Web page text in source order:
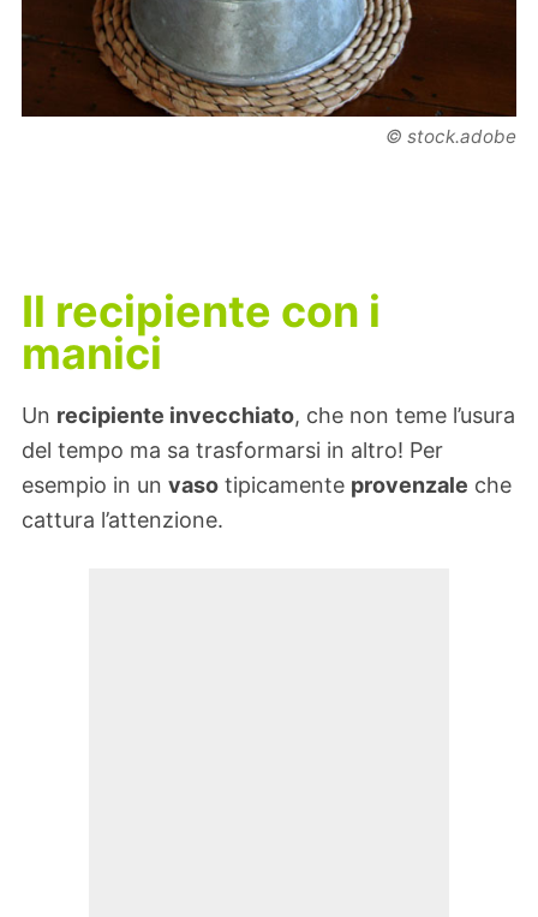
© stock.adobe
Il recipiente con i
manici
Un recipiente invecchiato, che non teme l’usura
del tempo ma sa trasformarsi in altro! Per
esempio in un vaso tipicamente provenzale che
cattura l’attenzione.